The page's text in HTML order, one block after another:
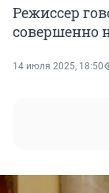
Режиссер
совершенно
14 июля 2025, 18:50